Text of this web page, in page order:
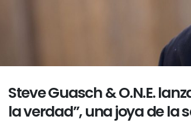
Steve Guasch & O.N.E.
la verdad”, una joya de la